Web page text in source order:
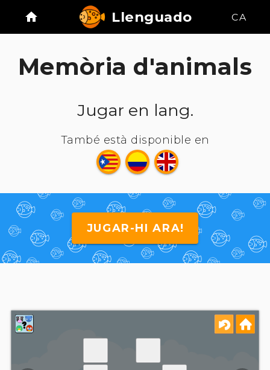
Llenguado CA
Memòria d'animals
Jugar en lang.
També està disponible en
JUGAR-HI ARA!